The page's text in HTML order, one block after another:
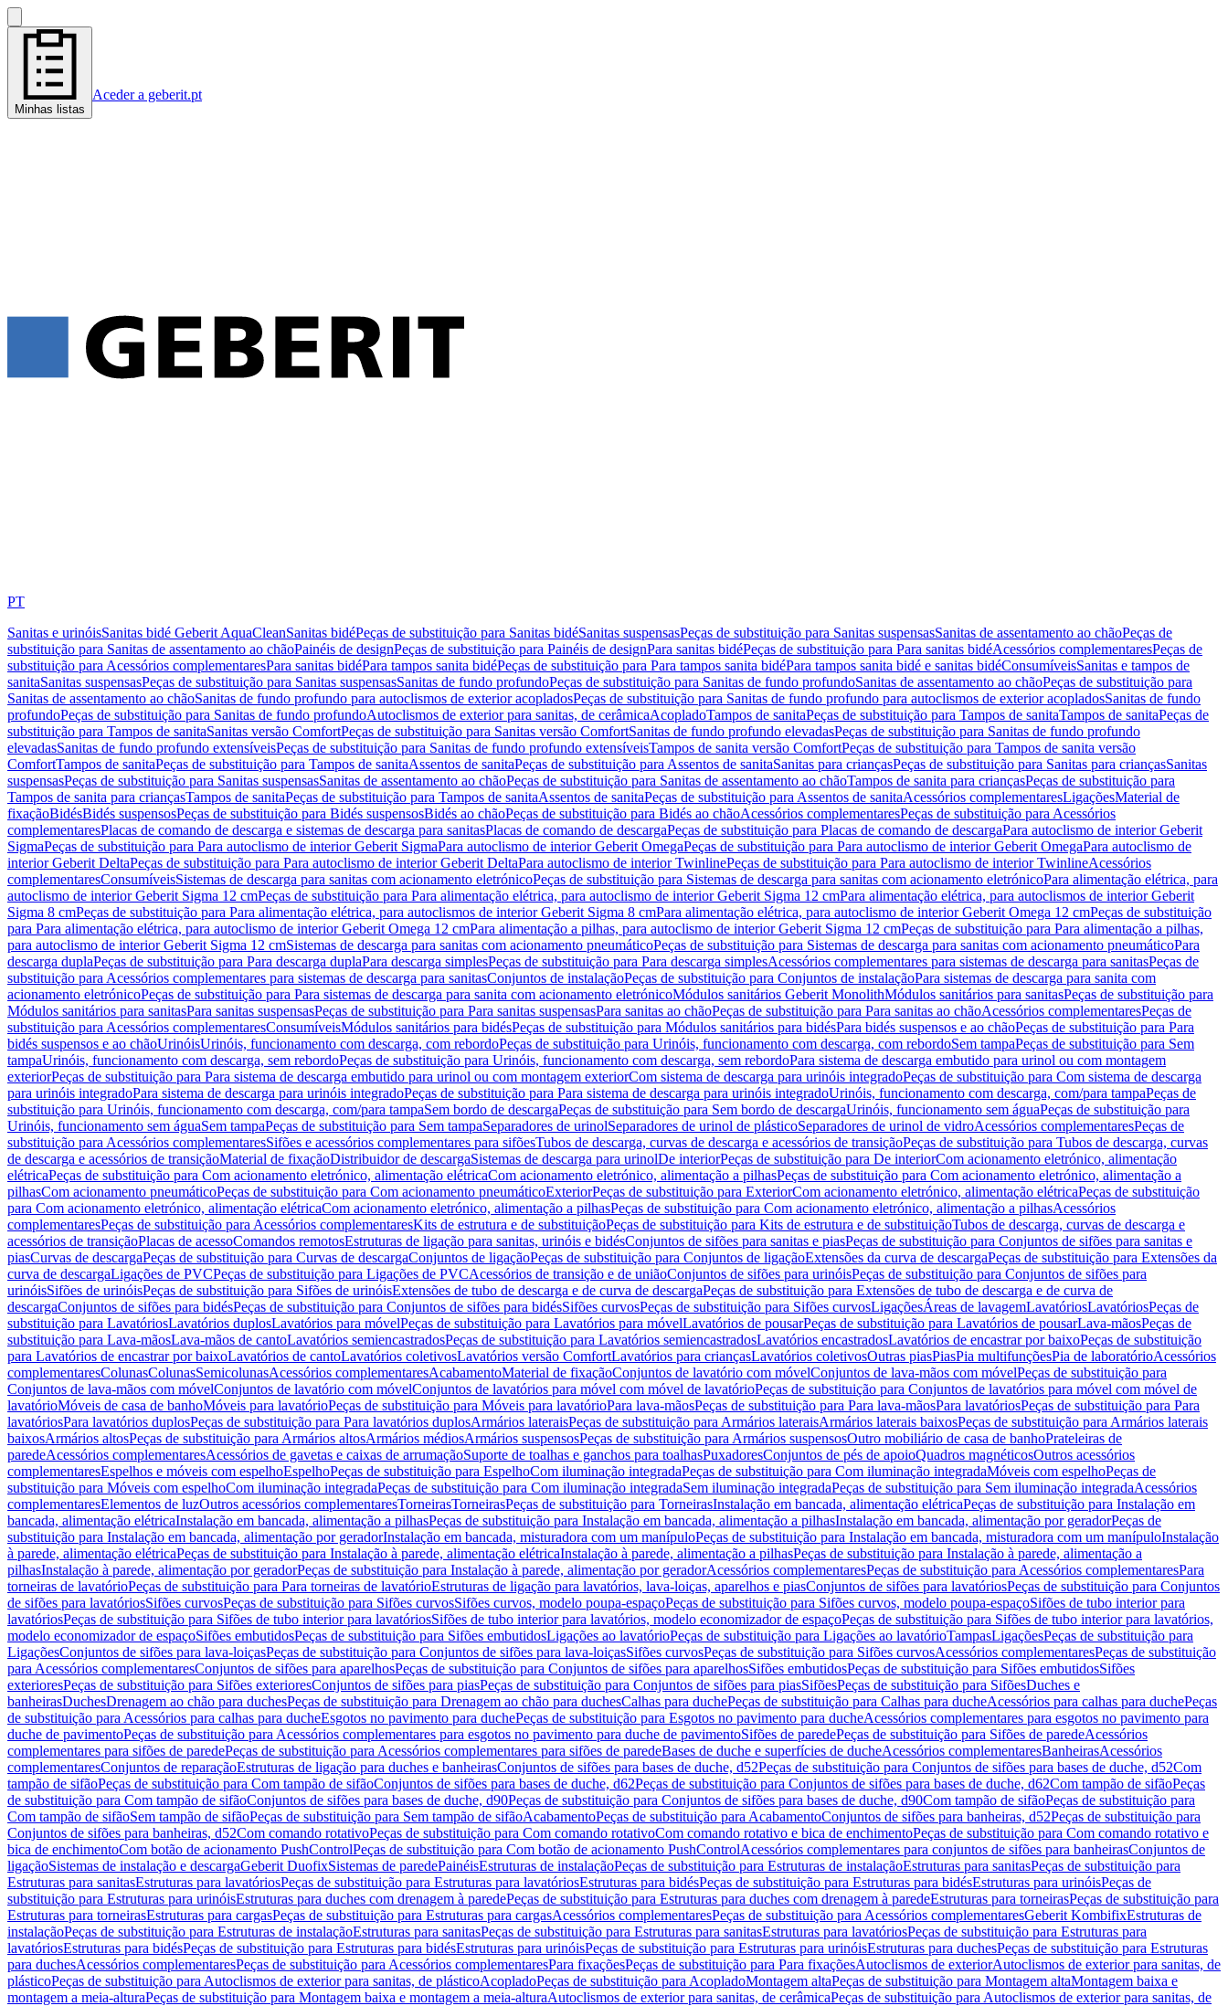
Minhas listas
Aceder a geberit.pt
PT
Sanitas e urinóisSanitas bidé Geberit AquaCleanSanitas bidéPeças de substituição para Sanitas bidéSanitas suspensasPeças de substituição para Sanitas suspensasSanitas de assentamento ao chãoPeças de
substituição para Sanitas de assentamento ao chãoPainéis de designPeças de substituição para Painéis de designPara sanitas bidéPeças de substituição para Para sanitas bidéAcessórios complementaresPeças de
substituição para Acessórios complementaresPara sanitas bidéPara tampos sanita bidéPeças de substituição para Para tampos sanita bidéPara tampos sanita bidé e sanitas bidéConsumíveisSanitas e tampos de
sanitaSanitas suspensasPeças de substituição para Sanitas suspensasSanitas de fundo profundoPeças de substituição para Sanitas de fundo profundoSanitas de assentamento ao chãoPeças de substituição para
Sanitas de assentamento ao chãoSanitas de fundo profundo para autoclismos de exterior acopladosPeças de substituição para Sanitas de fundo profundo para autoclismos de exterior acopladosSanitas de fundo
profundoPeças de substituição para Sanitas de fundo profundoAutoclismos de exterior para sanitas, de cerâmicaAcopladoTampos de sanitaPeças de substituição para Tampos de sanitaTampos de sanitaPeças de
substituição para Tampos de sanitaSanitas versão ComfortPeças de substituição para Sanitas versão ComfortSanitas de fundo profundo elevadasPeças de substituição para Sanitas de fundo profundo
elevadasSanitas de fundo profundo extensíveisPeças de substituição para Sanitas de fundo profundo extensíveisTampos de sanita versão ComfortPeças de substituição para Tampos de sanita versão
ComfortTampos de sanitaPeças de substituição para Tampos de sanitaAssentos de sanitaPeças de substituição para Assentos de sanitaSanitas para criançasPeças de substituição para Sanitas para criançasSanitas
suspensasPeças de substituição para Sanitas suspensasSanitas de assentamento ao chãoPeças de substituição para Sanitas de assentamento ao chãoTampos de sanita para criançasPeças de substituição para
Tampos de sanita para criançasTampos de sanitaPeças de substituição para Tampos de sanitaAssentos de sanitaPeças de substituição para Assentos de sanitaAcessórios complementaresLigaçõesMaterial de
fixaçãoBidésBidés suspensosPeças de substituição para Bidés suspensosBidés ao chãoPeças de substituição para Bidés ao chãoAcessórios complementaresPeças de substituição para Acessórios
complementaresPlacas de comando de descarga e sistemas de descarga para sanitasPlacas de comando de descargaPeças de substituição para Placas de comando de descargaPara autoclismo de interior Geberit
SigmaPeças de substituição para Para autoclismo de interior Geberit SigmaPara autoclismo de interior Geberit OmegaPeças de substituição para Para autoclismo de interior Geberit OmegaPara autoclismo de
interior Geberit DeltaPeças de substituição para Para autoclismo de interior Geberit DeltaPara autoclismo de interior TwinlinePeças de substituição para Para autoclismo de interior TwinlineAcessórios
complementaresConsumíveisSistemas de descarga para sanitas com acionamento eletrónicoPeças de substituição para Sistemas de descarga para sanitas com acionamento eletrónicoPara alimentação elétrica, para
autoclismo de interior Geberit Sigma 12 cmPeças de substituição para Para alimentação elétrica, para autoclismo de interior Geberit Sigma 12 cmPara alimentação elétrica, para autoclismos de interior Geberit
Sigma 8 cmPeças de substituição para Para alimentação elétrica, para autoclismos de interior Geberit Sigma 8 cmPara alimentação elétrica, para autoclismo de interior Geberit Omega 12 cmPeças de substituição
para Para alimentação elétrica, para autoclismo de interior Geberit Omega 12 cmPara alimentação a pilhas, para autoclismo de interior Geberit Sigma 12 cmPeças de substituição para Para alimentação a pilhas,
para autoclismo de interior Geberit Sigma 12 cmSistemas de descarga para sanitas com acionamento pneumáticoPeças de substituição para Sistemas de descarga para sanitas com acionamento pneumáticoPara
descarga duplaPeças de substituição para Para descarga duplaPara descarga simplesPeças de substituição para Para descarga simplesAcessórios complementares para sistemas de descarga para sanitasPeças de
substituição para Acessórios complementares para sistemas de descarga para sanitasConjuntos de instalaçãoPeças de substituição para Conjuntos de instalaçãoPara sistemas de descarga para sanita com
acionamento eletrónicoPeças de substituição para Para sistemas de descarga para sanita com acionamento eletrónicoMódulos sanitários Geberit MonolithMódulos sanitários para sanitasPeças de substituição para
Módulos sanitários para sanitasPara sanitas suspensasPeças de substituição para Para sanitas suspensasPara sanitas ao chãoPeças de substituição para Para sanitas ao chãoAcessórios complementaresPeças de
substituição para Acessórios complementaresConsumíveisMódulos sanitários para bidésPeças de substituição para Módulos sanitários para bidésPara bidés suspensos e ao chãoPeças de substituição para Para
bidés suspensos e ao chãoUrinóisUrinóis, funcionamento com descarga, com rebordoPeças de substituição para Urinóis, funcionamento com descarga, com rebordoSem tampaPeças de substituição para Sem
tampaUrinóis, funcionamento com descarga, sem rebordoPeças de substituição para Urinóis, funcionamento com descarga, sem rebordoPara sistema de descarga embutido para urinol ou com montagem
exteriorPeças de substituição para Para sistema de descarga embutido para urinol ou com montagem exteriorCom sistema de descarga para urinóis integradoPeças de substituição para Com sistema de descarga
para urinóis integradoPara sistema de descarga para urinóis integradoPeças de substituição para Para sistema de descarga para urinóis integradoUrinóis, funcionamento com descarga, com/para tampaPeças de
substituição para Urinóis, funcionamento com descarga, com/para tampaSem bordo de descargaPeças de substituição para Sem bordo de descargaUrinóis, funcionamento sem águaPeças de substituição para
Urinóis, funcionamento sem águaSem tampaPeças de substituição para Sem tampaSeparadores de urinolSeparadores de urinol de plásticoSeparadores de urinol de vidroAcessórios complementaresPeças de
substituição para Acessórios complementaresSifões e acessórios complementares para sifõesTubos de descarga, curvas de descarga e acessórios de transiçãoPeças de substituição para Tubos de descarga, curvas
de descarga e acessórios de transiçãoMaterial de fixaçãoDistribuidor de descargaSistemas de descarga para urinolDe interiorPeças de substituição para De interiorCom acionamento eletrónico, alimentação
elétricaPeças de substituição para Com acionamento eletrónico, alimentação elétricaCom acionamento eletrónico, alimentação a pilhasPeças de substituição para Com acionamento eletrónico, alimentação a
pilhasCom acionamento pneumáticoPeças de substituição para Com acionamento pneumáticoExteriorPeças de substituição para ExteriorCom acionamento eletrónico, alimentação elétricaPeças de substituição
para Com acionamento eletrónico, alimentação elétricaCom acionamento eletrónico, alimentação a pilhasPeças de substituição para Com acionamento eletrónico, alimentação a pilhasAcessórios
complementaresPeças de substituição para Acessórios complementaresKits de estrutura e de substituiçãoPeças de substituição para Kits de estrutura e de substituiçãoTubos de descarga, curvas de descarga e
acessórios de transiçãoPlacas de acessoComandos remotosEstruturas de ligação para sanitas, urinóis e bidésConjuntos de sifões para sanitas e piasPeças de substituição para Conjuntos de sifões para sanitas e
piasCurvas de descargaPeças de substituição para Curvas de descargaConjuntos de ligaçãoPeças de substituição para Conjuntos de ligaçãoExtensões da curva de descargaPeças de substituição para Extensões da
curva de descargaLigações de PVCPeças de substituição para Ligações de PVCAcessórios de transição e de uniãoConjuntos de sifões para urinóisPeças de substituição para Conjuntos de sifões para
urinóisSifões de urinóisPeças de substituição para Sifões de urinóisExtensões de tubo de descarga e de curva de descargaPeças de substituição para Extensões de tubo de descarga e de curva de
descargaConjuntos de sifões para bidésPeças de substituição para Conjuntos de sifões para bidésSifões curvosPeças de substituição para Sifões curvosLigaçõesÁreas de lavagemLavatóriosLavatóriosPeças de
substituição para LavatóriosLavatórios duplosLavatórios para móvelPeças de substituição para Lavatórios para móvelLavatórios de pousarPeças de substituição para Lavatórios de pousarLava-mãosPeças de
substituição para Lava-mãosLava-mãos de cantoLavatórios semiencastradosPeças de substituição para Lavatórios semiencastradosLavatórios encastradosLavatórios de encastrar por baixoPeças de substituição
para Lavatórios de encastrar por baixoLavatórios de cantoLavatórios coletivosLavatórios versão ComfortLavatórios para criançasLavatórios coletivosOutras piasPiasPia multifunçõesPia de laboratórioAcessórios
complementaresColunasColunasSemicolunasAcessórios complementaresAcabamentoMaterial de fixaçãoConjuntos de lavatório com móvelConjuntos de lava-mãos com móvelPeças de substituição para
Conjuntos de lava-mãos com móvelConjuntos de lavatório com móvelConjuntos de lavatórios para móvel com móvel de lavatórioPeças de substituição para Conjuntos de lavatórios para móvel com móvel de
lavatórioMóveis de casa de banhoMóveis para lavatórioPeças de substituição para Móveis para lavatórioPara lava-mãosPeças de substituição para Para lava-mãosPara lavatóriosPeças de substituição para Para
lavatóriosPara lavatórios duplosPeças de substituição para Para lavatórios duplosArmários lateraisPeças de substituição para Armários lateraisArmários laterais baixosPeças de substituição para Armários laterais
baixosArmários altosPeças de substituição para Armários altosArmários médiosArmários suspensosPeças de substituição para Armários suspensosOutro mobiliário de casa de banhoPrateleiras de
paredeAcessórios complementaresAcessórios de gavetas e caixas de arrumaçãoSuporte de toalhas e ganchos para toalhasPuxadoresConjuntos de pés de apoioQuadros magnéticosOutros acessórios
complementaresEspelhos e móveis com espelhoEspelhoPeças de substituição para EspelhoCom iluminação integradaPeças de substituição para Com iluminação integradaMóveis com espelhoPeças de
substituição para Móveis com espelhoCom iluminação integradaPeças de substituição para Com iluminação integradaSem iluminação integradaPeças de substituição para Sem iluminação integradaAcessórios
complementaresElementos de luzOutros acessórios complementaresTorneirasTorneirasPeças de substituição para TorneirasInstalação em bancada, alimentação elétricaPeças de substituição para Instalação em
bancada, alimentação elétricaInstalação em bancada, alimentação a pilhasPeças de substituição para Instalação em bancada, alimentação a pilhasInstalação em bancada, alimentação por geradorPeças de
substituição para Instalação em bancada, alimentação por geradorInstalação em bancada, misturadora com um manípuloPeças de substituição para Instalação em bancada, misturadora com um manípuloInstalação
à parede, alimentação elétricaPeças de substituição para Instalação à parede, alimentação elétricaInstalação à parede, alimentação a pilhasPeças de substituição para Instalação à parede, alimentação a
pilhasInstalação à parede, alimentação por geradorPeças de substituição para Instalação à parede, alimentação por geradorAcessórios complementaresPeças de substituição para Acessórios complementaresPara
torneiras de lavatórioPeças de substituição para Para torneiras de lavatórioEstruturas de ligação para lavatórios, lava-loiças, aparelhos e piasConjuntos de sifões para lavatóriosPeças de substituição para Conjuntos
de sifões para lavatóriosSifões curvosPeças de substituição para Sifões curvosSifões curvos, modelo poupa-espaçoPeças de substituição para Sifões curvos, modelo poupa-espaçoSifões de tubo interior para
lavatóriosPeças de substituição para Sifões de tubo interior para lavatóriosSifões de tubo interior para lavatórios, modelo economizador de espaçoPeças de substituição para Sifões de tubo interior para lavatórios,
modelo economizador de espaçoSifões embutidosPeças de substituição para Sifões embutidosLigações ao lavatórioPeças de substituição para Ligações ao lavatórioTampasLigaçõesPeças de substituição para
LigaçõesConjuntos de sifões para lava-loiçasPeças de substituição para Conjuntos de sifões para lava-loiçasSifões curvosPeças de substituição para Sifões curvosAcessórios complementaresPeças de substituição
para Acessórios complementaresConjuntos de sifões para aparelhosPeças de substituição para Conjuntos de sifões para aparelhosSifões embutidosPeças de substituição para Sifões embutidosSifões
exterioresPeças de substituição para Sifões exterioresConjuntos de sifões para piasPeças de substituição para Conjuntos de sifões para piasSifõesPeças de substituição para SifõesDuches e
banheirasDuchesDrenagem ao chão para duchesPeças de substituição para Drenagem ao chão para duchesCalhas para duchePeças de substituição para Calhas para ducheAcessórios para calhas para duchePeças
de substituição para Acessórios para calhas para ducheEsgotos no pavimento para duchePeças de substituição para Esgotos no pavimento para ducheAcessórios complementares para esgotos no pavimento para
duche de pavimentoPeças de substituição para Acessórios complementares para esgotos no pavimento para duche de pavimentoSifões de paredePeças de substituição para Sifões de paredeAcessórios
complementares para sifões de paredePeças de substituição para Acessórios complementares para sifões de paredeBases de duche e superfícies de ducheAcessórios complementaresBanheirasAcessórios
complementaresConjuntos de reparaçãoEstruturas de ligação para duches e banheirasConjuntos de sifões para bases de duche, d52Peças de substituição para Conjuntos de sifões para bases de duche, d52Com
tampão de sifãoPeças de substituição para Com tampão de sifãoConjuntos de sifões para bases de duche, d62Peças de substituição para Conjuntos de sifões para bases de duche, d62Com tampão de sifãoPeças
de substituição para Com tampão de sifãoConjuntos de sifões para bases de duche, d90Peças de substituição para Conjuntos de sifões para bases de duche, d90Com tampão de sifãoPeças de substituição para
Com tampão de sifãoSem tampão de sifãoPeças de substituição para Sem tampão de sifãoAcabamentoPeças de substituição para AcabamentoConjuntos de sifões para banheiras, d52Peças de substituição para
Conjuntos de sifões para banheiras, d52Com comando rotativoPeças de substituição para Com comando rotativoCom comando rotativo e bica de enchimentoPeças de substituição para Com comando rotativo e
bica de enchimentoCom botão de acionamento PushControlPeças de substituição para Com botão de acionamento PushControlAcessórios complementares para conjuntos de sifões para banheirasConjuntos de
ligaçãoSistemas de instalação e descargaGeberit DuofixSistemas de paredePainéisEstruturas de instalaçãoPeças de substituição para Estruturas de instalaçãoEstruturas para sanitasPeças de substituição para
Estruturas para sanitasEstruturas para lavatóriosPeças de substituição para Estruturas para lavatóriosEstruturas para bidésPeças de substituição para Estruturas para bidésEstruturas para urinóisPeças de
substituição para Estruturas para urinóisEstruturas para duches com drenagem à paredePeças de substituição para Estruturas para duches com drenagem à paredeEstruturas para torneirasPeças de substituição para
Estruturas para torneirasEstruturas para cargasPeças de substituição para Estruturas para cargasAcessórios complementaresPeças de substituição para Acessórios complementaresGeberit KombifixEstruturas de
instalaçãoPeças de substituição para Estruturas de instalaçãoEstruturas para sanitasPeças de substituição para Estruturas para sanitasEstruturas para lavatóriosPeças de substituição para Estruturas para
lavatóriosEstruturas para bidésPeças de substituição para Estruturas para bidésEstruturas para urinóisPeças de substituição para Estruturas para urinóisEstruturas para duchesPeças de substituição para Estruturas
para duchesAcessórios complementaresPeças de substituição para Acessórios complementaresPara fixaçõesPeças de substituição para Para fixaçõesAutoclismos de exteriorAutoclismos de exterior para sanitas, de
plásticoPeças de substituição para Autoclismos de exterior para sanitas, de plásticoAcopladoPeças de substituição para AcopladoMontagem altaPeças de substituição para Montagem altaMontagem baixa e
montagem a meia-alturaPeças de substituição para Montagem baixa e montagem a meia-alturaAutoclismos de exterior para sanitas, de cerâmicaPeças de substituição para Autoclismos de exterior para sanitas, de